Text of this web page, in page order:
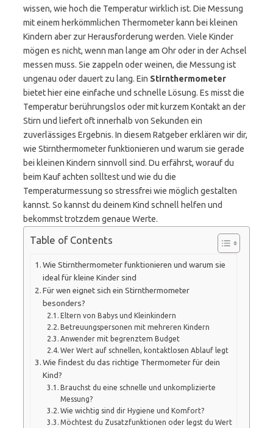
wissen, wie hoch die Temperatur wirklich ist. Die Messung
mit einem herkömmlichen Thermometer kann bei kleinen
Kindern aber zur Herausforderung werden. Viele Kinder
mögen es nicht, wenn man lange am Ohr oder in der Achsel
messen muss. Sie zappeln oder weinen, die Messung ist
ungenau oder dauert zu lang. Ein Stirnthermometer
bietet hier eine einfache und schnelle Lösung. Es misst die
Temperatur berührungslos oder mit kurzem Kontakt an der
Stirn und liefert oft innerhalb von Sekunden ein
zuverlässiges Ergebnis. In diesem Ratgeber erklären wir dir,
wie Stirnthermometer funktionieren und warum sie gerade
bei kleinen Kindern sinnvoll sind. Du erfährst, worauf du
beim Kauf achten solltest und wie du die
Temperaturmessung so stressfrei wie möglich gestalten
kannst. So kannst du deinem Kind schnell helfen und
bekommst trotzdem genaue Werte.
Table of Contents
Wie Stirnthermometer funktionieren und warum sie
ideal für kleine Kinder sind
Für wen eignet sich ein Stirnthermometer
besonders?
Eltern von Babys und Kleinkindern
Betreuungspersonen mit mehreren Kindern
Anwender mit begrenztem Budget
Wer Wert auf schnellen, kontaktlosen Ablauf legt
Wie findest du das richtige Thermometer für dein
Kind?
Brauchst du eine schnelle und unkomplizierte
Messung?
Wie wichtig sind dir Hygiene und Komfort?
Möchtest du Zusatzfunktionen oder legst du Wert